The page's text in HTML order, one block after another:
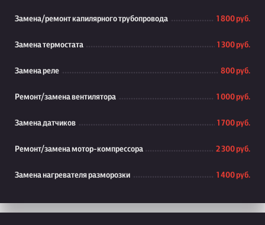
Замена/ремонт капилярного трубопровода 1 800 руб.
Замена термостата 1 300 руб.
Замена реле 800 руб.
Ремонт/замена вентилятора 1 000 руб.
Замена датчиков 1 700 руб.
Ремонт/замена мотор-компрессора 2 300 руб.
Замена нагревателя разморозки 1 400 руб.